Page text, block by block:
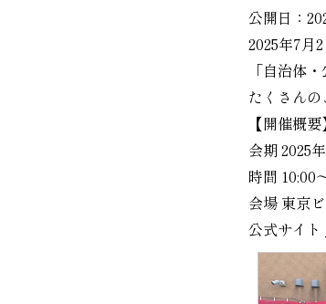
公開日：
2025年7月
「自治体
たくさん
【開催概要
会期 2025
時間 10:00
会場 東京
公式サイト